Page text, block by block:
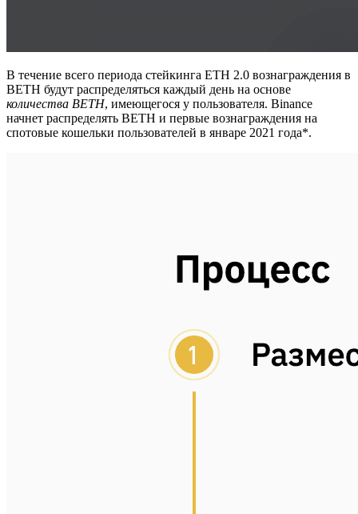
В течение всего периода стейкинга ETH 2.0 вознаграждения в
BETH будут распределяться каждый день на основе
количества BETH, имеющегося у пользователя. Binance
начнет распределять BETH и первые вознаграждения на
спотовые кошельки пользователей в январе 2021 года*.